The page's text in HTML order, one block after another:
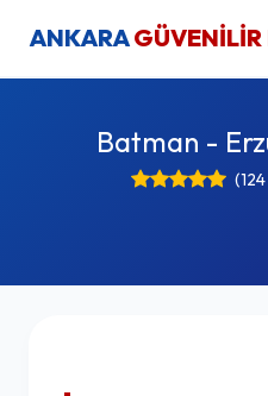
ANKARA
Batman -